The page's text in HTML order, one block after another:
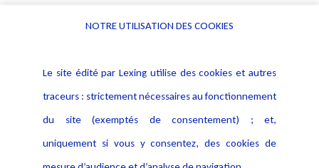
Alerte professionnelle
Déclaration d'accessibilité
Notice Légale
Politique de protection des
données
Publications
NOTRE UTILISATION DES COOKIES
Le site édité par Lexing utilise des cookies et autres
traceurs : strictement nécessaires au fonctionnement
du site (exemptés de consentement) ; et,
uniquement si vous y consentez, des cookies de